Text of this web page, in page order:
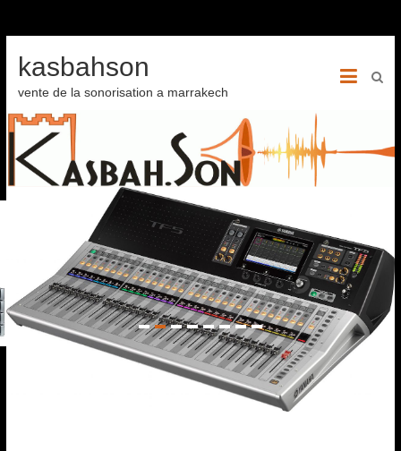
kasbahson
vente de la sonorisation a marrakech
YAMAHA AUDIO
1 2 3 4 5 6 7 8
Enceintes de Monitoring